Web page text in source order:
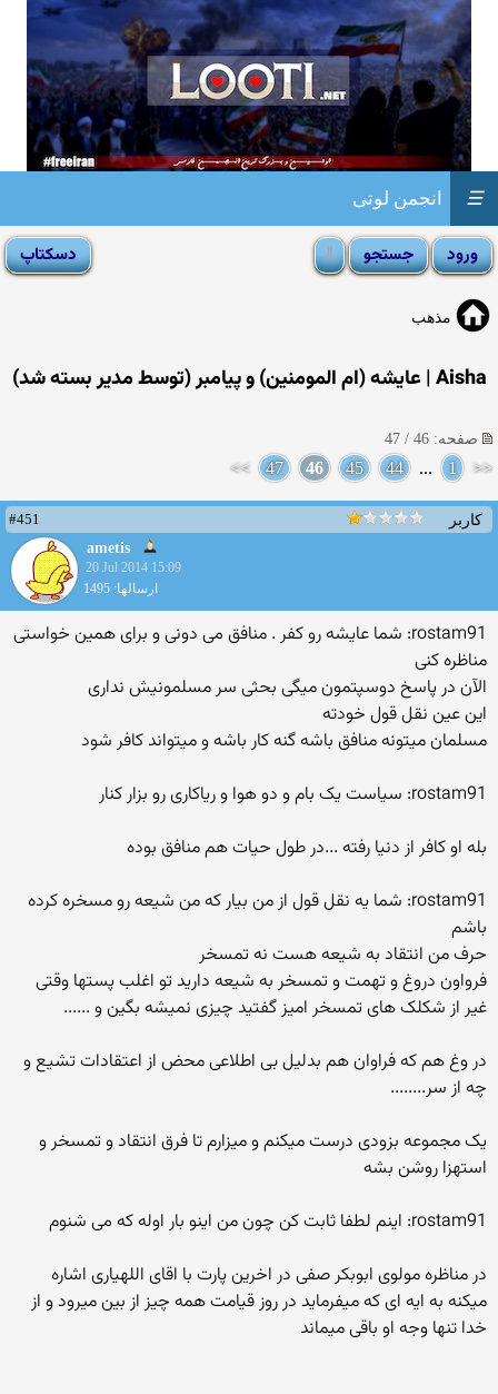
انجمن لوتی ☰
مذهب
Aisha | عایشه (ام المومنین) و پیامبر (توسط مدیر بسته شد)
صفحه: 46 / 47
<<
1
...
44
45
46
47
>>
کاربر
#451
ametis
20 Jul 2014 15:09
ارسالها: 1495
rostam91: شما عایشه رو کفر . منافق می دونی و برای همین خواستی
مناظره کنی
الآن در پاسخ دوسپتمون میگی بحثی سر مسلمونیش نداری
این عین نقل قول خودته
مسلمان میتونه منافق باشه گنه کار باشه و میتواند کافر شود
rostam91: سیاست یک بام و دو هوا و ریاکاری رو بزار کنار
بله او کافر از دنیا رفته ...در طول حیات هم منافق بوده
rostam91: شما یه نقل قول از من بیار که من شیعه رو مسخره کرده
باشم
حرف من انتقاد به شیعه هست نه تمسخر
فرواون دروغ و تهمت و تمسخر به شیعه دارید تو اغلب پستها وقتی
غیر از شکلک های تمسخر امیز گفتید چیزی نمیشه بگین و ......
در وغ هم که فراوان هم بدلیل بی اطلاعی محض از اعتقادات تشیع و
چه از سر........
یک مجموعه بزودی درست میکنم و میزارم تا فرق انتقاد و تمسخر و
استهزا روشن بشه
rostam91: اینم لطفا ثابت کن چون من اینو بار اوله که می شنوم
در مناظره مولوی ابوبکر صفی در اخرین پارت با اقای اللهیاری اشاره
میکنه به ایه ای که میفرماید در روز قیامت همه چیز از بین میرود و از
خدا تنها وجه او باقی میماند